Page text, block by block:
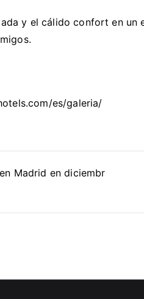
y el cálido confort en un
es/galeria/
Madrid en diciembr